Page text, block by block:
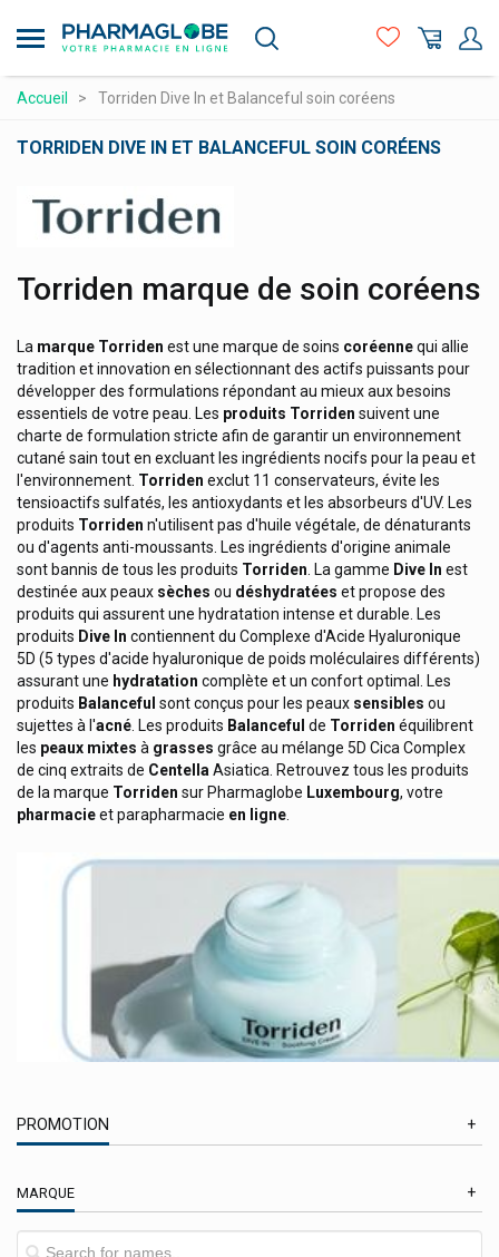
au
principal
Compléments alimentaires
Matériel médical et premiers soins
Minceur et Sport
Naturopathie
Orthopédie et contention
Prix attractifs
Produits vétérinaires
Vitamines et alimentation
Accueil Torriden Dive In et Balanceful soin coréens
TORRIDEN DIVE IN ET BALANCEFUL SOIN CORÉENS
Logo
Torriden marque de soin coréens
La marque Torriden est une marque de soins coréennequi allie
tradition et innovation en sélectionnant des actifs puissants pour
développer des formulations répondant au mieux aux besoins
essentiels de votre peau. Les produits Torriden suivent une
charte de formulation stricte afin de garantir un environnement
cutané sain tout en excluant les ingrédients nocifs pour la peau et
l'environnement. Torriden exclut 11 conservateurs, évite les
tensioactifs sulfatés, les antioxydants et les absorbeurs d'UV. Les
produits Torriden n'utilisent pas d'huile végétale, de dénaturants
ou d'agents anti-moussants. Les ingrédients d'origine animale
sont bannis de tous les produits Torriden. La gamme Dive In est
destinée aux peaux sèches ou déshydratées et propose des
produits qui assurent une hydratation intense et durable. Les
produits Dive In contiennent du Complexe d'Acide Hyaluronique
5D (5 types d'acide hyaluronique de poids moléculaires différents)
assurant une hydratation complète et un confort optimal. Les
produits Balanceful sont conçus pour les peaux sensibles ou
sujettes à l'acné. Les produits Balanceful de Torriden équilibrent
les peaux mixtes à grasses grâce au mélange 5D Cica Complex
de cinq extraits de CentellaAsiatica. Retrouvez tous les produits
de la marque Torriden sur Pharmaglobe Luxembourg, votre
pharmacieet parapharmacie en ligne.
PROMOTION
MARQUE
Sterimar
Strepsils, Strepfen Maux De Gorge
Stylepharma
Supair
Superwhite
Surgifix
Svr Laboratoire Dermatologique
Swiss Medical Food
Symbiosys Biocodex Produits
Synergia Apotex D-Stress
Synformulas
Takeda
Tantills Kosan Pharma
Taoasis
Teeth Bright
Tempo
Tena Produits D'incontinence
Teofarma
The Boo Family Brosse Dents
Therascience Physiomance Phytomance
Thermacare Patchs Auto-Chauffants
Thrace Group
Thuasne